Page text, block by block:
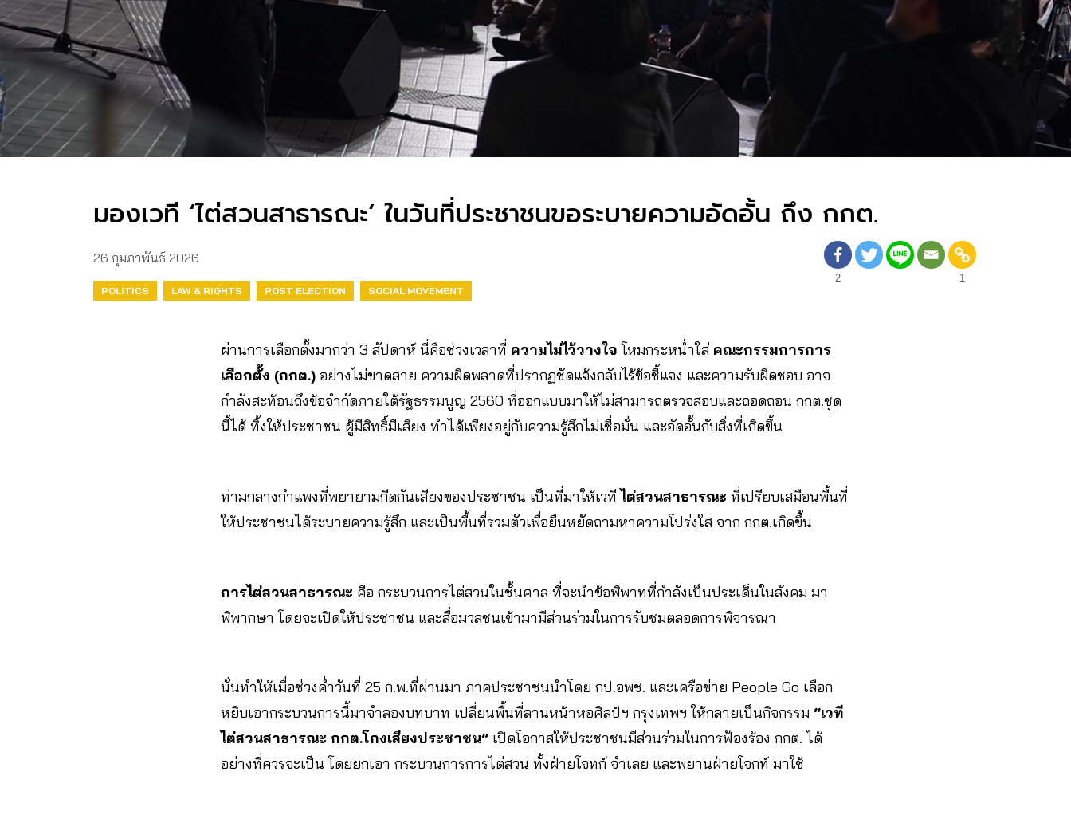
มองเวที ‘ไต่สวนสาธารณะ’ ในวันที่ประชาชนขอระบายความอัดอั้น ถึง กกต.
26 กุมภาพันธ์ 2026
POLITICS LAW & RIGHTS POST ELECTION SOCIAL MOVEMENT
2 1
ผ่านการเลือกตั้งมากว่า 3 สัปดาห์ นี่คือช่วงเวลาที่ ความไม่ไว้วางใจ โหมกระหน่ำใส่ คณะกรรมการการ
เลือกตั้ง (กกต.) อย่างไม่ขาดสาย ความผิดพลาดที่ปรากฏชัดแจ้งกลับไร้ข้อชี้แจง และความรับผิดชอบ อาจ
กำลังสะท้อนถึงข้อจำกัดภายใต้รัฐธรรมนูญ 2560 ที่ออกแบบมาให้ไม่สามารถตรวจสอบและถอดถอน กกต.ชุด
นี้ได้ ทิ้งให้ประชาชน ผู้มีสิทธิ์มีเสียง ทำได้เพียงอยู่กับความรู้สึกไม่เชื่อมั่น และอัดอั้นกับสิ่งที่เกิดขึ้น
ท่ามกลางกำแพงที่พยายามกีดกันเสียงของประชาชน เป็นที่มาให้เวทีไต่สวนสาธารณะ ที่เปรียบเสมือนพื้นที่
ให้ประชาชนได้ระบายความรู้สึก และเป็นพื้นที่รวมตัวเพื่อยืนหยัดถามหาความโปร่งใส จาก กกต.เกิดขึ้น
การไต่สวนสาธารณะ คือ กระบวนการไต่สวนในชั้นศาล ที่จะนำข้อพิพาทที่กำลังเป็นประเด็นในสังคม มา
พิพากษา โดยจะเปิดให้ประชาชน และสื่อมวลชนเข้ามามีส่วนร่วมในการรับชมตลอดการพิจารณา
นั่นทำให้เมื่อช่วงค่ำวันที่ 25 ก.พ.ที่ผ่านมา ภาคประชาชนนำโดย กป.อพช. และเครือข่าย People Go เลือก
หยิบเอากระบวนการนี้มาจำลองบทบาท เปลี่ยนพื้นที่ลานหน้าหอศิลป์ฯ กรุงเทพฯ ให้กลายเป็นกิจกรรม “เวที
ไต่สวนสาธารณะ กกต.โกงเสียงประชาชน” เปิดโอกาสให้ประชาชนมีส่วนร่วมในการฟ้องร้อง กกต. ได้
อย่างที่ควรจะเป็น โดยยกเอา กระบวนการการไต่สวน ทั้งฝ่ายโจทก์ จำเลย และพยานฝ่ายโจกท์ มาใช้